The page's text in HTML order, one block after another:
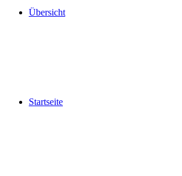
Übersicht
Startseite